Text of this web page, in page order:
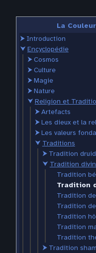
La
⮞ Introduction
⮟ Encyclopédie
⮞Cosmos
⮞Culture
⮞Magie
⮞Nature
⮟ Religion et
⮞Artefacts
⮞Les dieux et la
⮞Les valeurs
⮟ Traditions
⮞ Tradition
⮟ Tradition
Tradition
Tradition
Tradition
Tradition
Tradition
Tradition
Tradition
⮞ Tradition